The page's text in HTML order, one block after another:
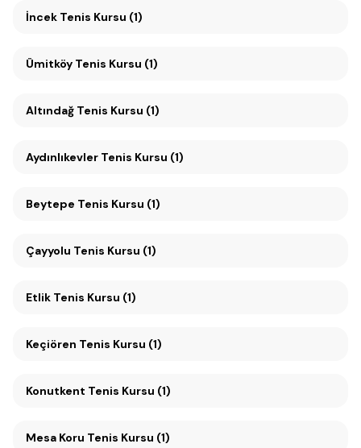
İncek Tenis Kursu (1)
Ümitköy Tenis Kursu (1)
Altındağ Tenis Kursu (1)
Aydınlıkevler Tenis Kursu (1)
Beytepe Tenis Kursu (1)
Çayyolu Tenis Kursu (1)
Etlik Tenis Kursu (1)
Keçiören Tenis Kursu (1)
Konutkent Tenis Kursu (1)
Mesa Koru Tenis Kursu (1)